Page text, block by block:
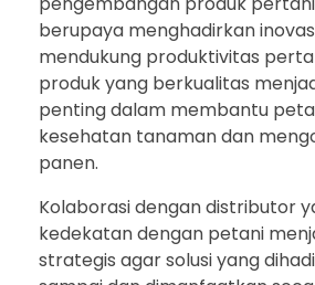
berupaya menghadirkan
mendukung produktivitas
produk yang berkualitas
penting dalam membantu
kesehatan tanaman dan
panen.
Kolaborasi dengan distributor
kedekatan dengan petani
strategis agar solusi yang